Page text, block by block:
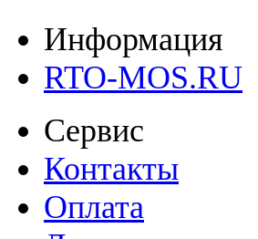
Информация
RTO-MOS.RU
Сервис
Контакты
Оплата